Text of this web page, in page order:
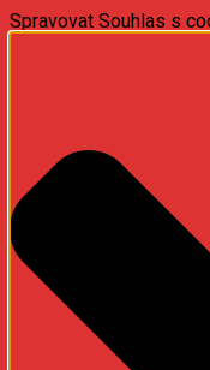
Spravovat Souhlas s